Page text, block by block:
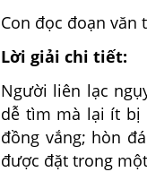
Con đọc đoạn văn
Lời giải chi tiết:
Người liên lạc
dễ tìm mà lại ít bị
đồng vắng; hòn
được đặt trong